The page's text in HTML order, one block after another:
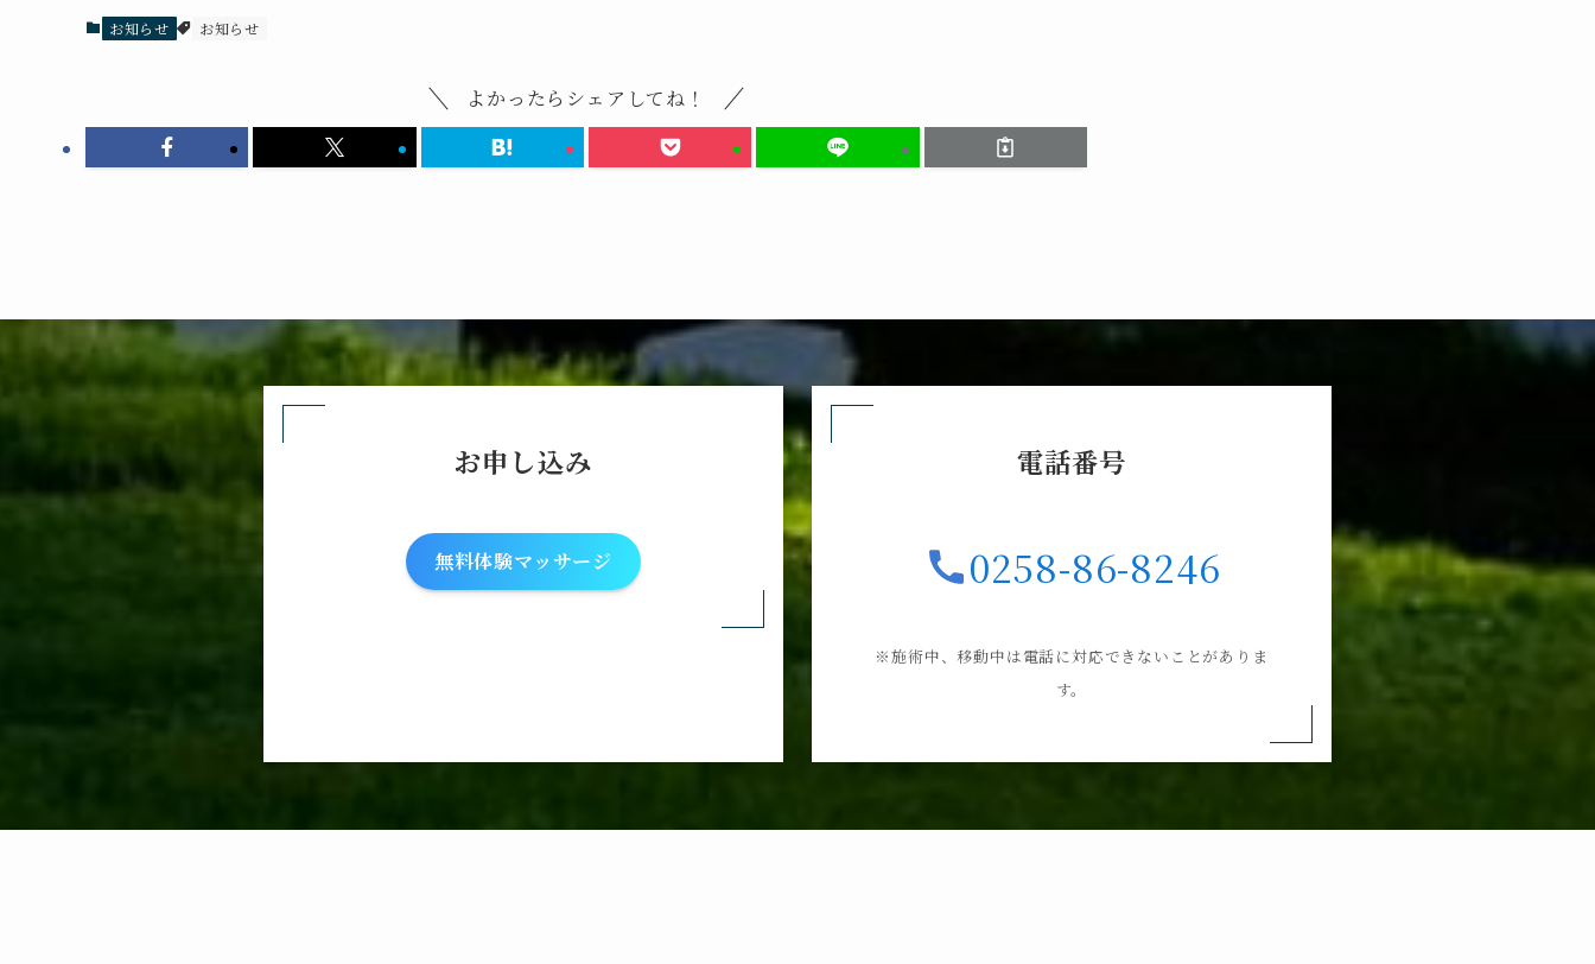
お知らせ お知らせ
よかったらシェアしてね！
お申し込み
無料体験マッサージ
電話番号
0258-86-8246
※施術中、移動中は電話に対応できないことがありま
す。